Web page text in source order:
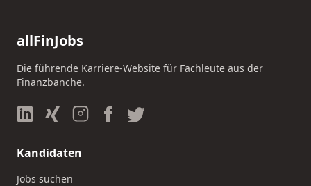
allFinJobs
Die führende Karriere-Website für Fachleute aus der
Finanzbanche.
Kandidaten
Jobs suchen